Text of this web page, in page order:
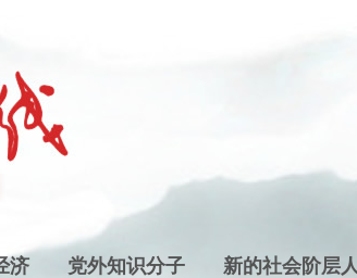
济 党外知识分子 新的社会阶层